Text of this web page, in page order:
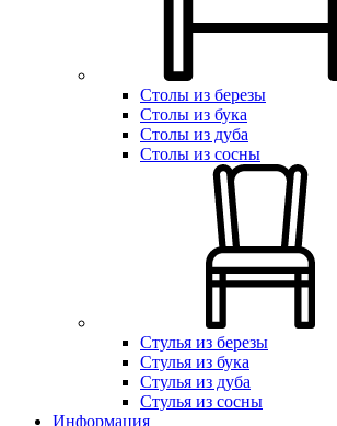
Столы из березы
Столы из бука
Столы из дуба
Столы из сосны
Стулья из березы
Стулья из бука
Стулья из дуба
Стулья из сосны
Информация